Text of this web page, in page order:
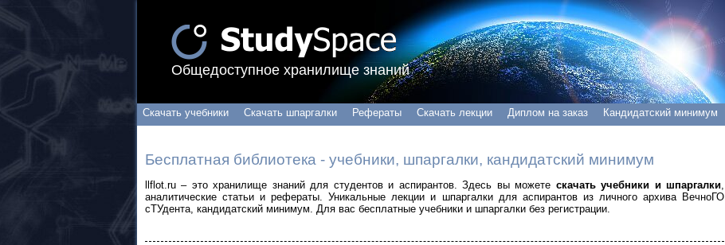
Общедоступное хранилище знаний
Скачать учебники Скачать шпаргалки Рефераты Скачать лекции Диплом на заказ Кандидатский минимум
Бесплатная библиотека - учебники, шпаргалки, кандидатский минимум
llflot.ru – это хранилище знаний для студентов и аспирантов. Здесь вы можете скачать учебники и шпаргалки
аналитические статьи и рефераты. Уникальные лекции и шпаргалки для аспирантов из личного архива ВечноГО
сТУдента, кандидатский минимум. Для вас бесплатные учебники и шпаргалки без регистрации.